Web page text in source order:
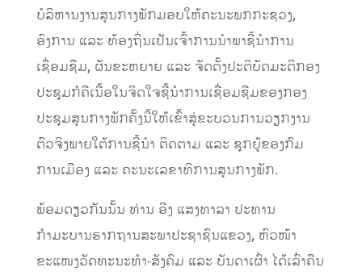
ບໍລິຫານງານສູນກາງພັກມອບໃຫ້ຄະນະພກກະຊວງ,
ອົງການ ແລະ ທ້ອງຖິ່ນເປັນເຈົ້າການນຳພາຊີ້ນຳການ
ເຊື່ອມຊືມ, ຜັນຂະຫຍາຍ ແລະ ຈັດຕັ້ງປະຕິບັດມະຕິກອງ
ປະຊຸມກໍຄືເນື້ອໃນຈິດໃຈຊີ້ນຳການເຊື່ອມຊືມຂອງກອງ
ປະຊຸມສູນກາງພັກຄັ້ງນີ້ໃຫ້ເຂົ້າສູ່ຂະບວນການວຽກງານ
ຕົວຈິງພາຍໃຕ້ການຊີ້ນຳ ຕິດຕາມ ແລະ ຊຸກຍູ້ຂອງກົມ
ການເມືອງ ແລະ ຄະນະເລຂາທິການສູນກາງພັກ.
ພ້ອມດຽວກັນນັ້ນ ທ່ານ ອີງ ແສງທາລາ ປະທານ
ກຳມະບານຮາກຖານສະພາປະຊາຊົນແຂວງ, ຫົວໜ້າ
ຂະແໜງວັດທະນະທຳ-ສັງຄົມ ແລະ ບັນດາເຜົ່າ ໄດ້ເລົ່າຄືນ